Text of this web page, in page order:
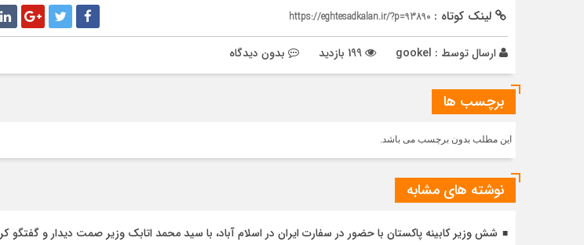
لینک کوتاه : https://eghtesadkalan.ir/?p=93890
ارسال توسط : gookel بدون دیدگاه
برچسب ها
این مطلب بدون برچسب می باشد.
نوشته های مشابه
شش وزیر کابینه پاکستان با حضور در سفارت ایران در اسلام آباد، با سيد محمد اتابك وزير صمت ديدار و گفتگو